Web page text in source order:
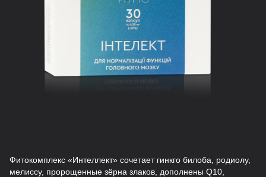
Фитокомплекс «Интеллект» сочетает гинкго билоба, родиолу,
мелиссу, пророщенные зёрна злаков, дополнены Q10,